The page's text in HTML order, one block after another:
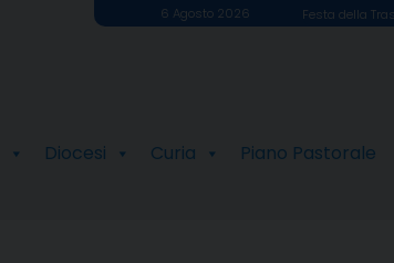
6 Agosto 2026 Festa della
Diocesi Curia Piano Pastorale